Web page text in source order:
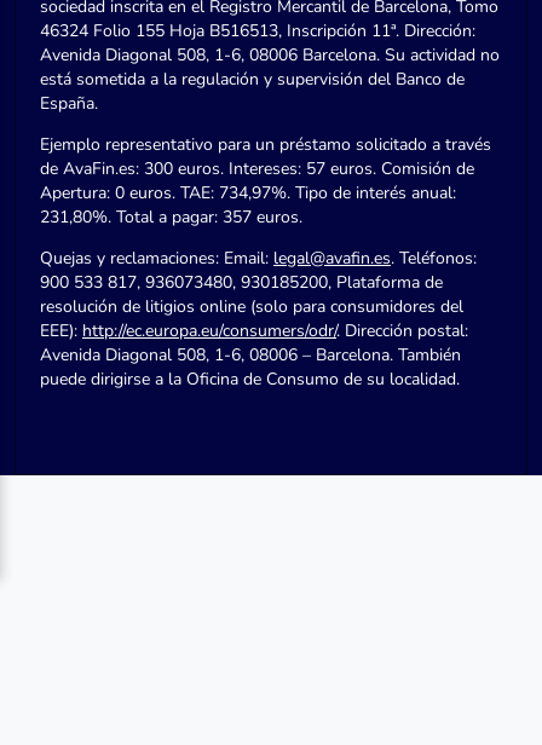
sociedad inscrita en el Registro Mercantil de Barcelona, Tomo
46324 Folio 155 Hoja B516513, Inscripción 11ª. Dirección:
Avenida Diagonal 508, 1-6, 08006 Barcelona. Su actividad no
está sometida a la regulación y supervisión del Banco de
España.
Ejemplo representativo para un préstamo solicitado a través
de AvaFin.es: 300 euros. Intereses: 57 euros. Comisión de
Apertura: 0 euros. TAE: 734,97%. Tipo de interés anual:
231,80%. Total a pagar: 357 euros.
Quejas y reclamaciones: Email: legal@avafin.es. Teléfonos:
900 533 817, 936073480, 930185200, Plataforma de
resolución de litigios online (solo para consumidores del
EEE): http://ec.europa.eu/consumers/odr/. Dirección postal:
Avenida Diagonal 508, 1-6, 08006 – Barcelona. También
puede dirigirse a la Oficina de Consumo de su localidad.